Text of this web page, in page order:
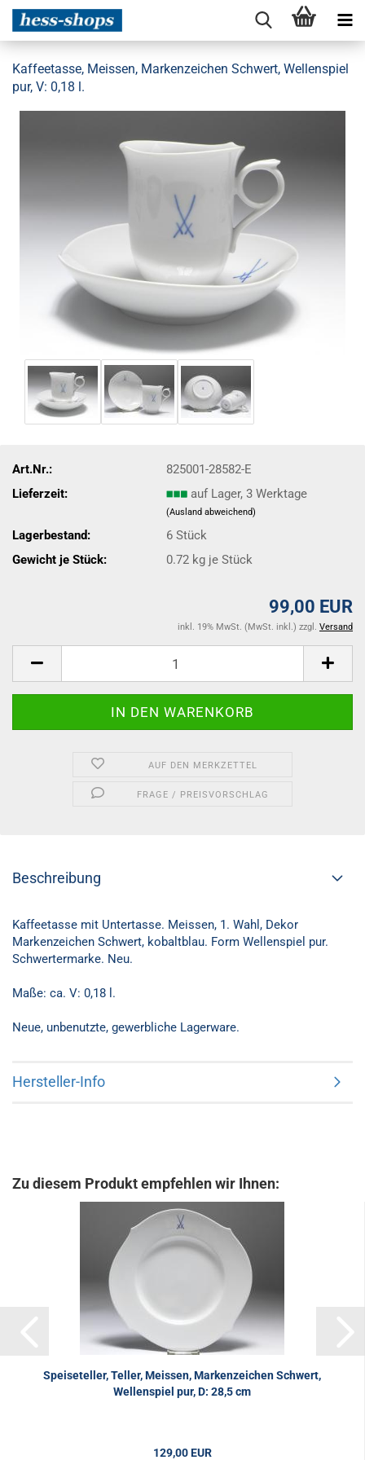
Kaffeetasse, Meissen, Markenzeichen Schwert, Wellenspiel
pur, V: 0,18 l.
Art.Nr.:
825001-28582-E
Lieferzeit:
auf Lager, 3 Werktage
(Ausland abweichend)
Lagerbestand: 6Stück
Gewicht je Stück:
0.72 kg je Stück
99,00 EUR
inkl. 19% MwSt. (MwSt. inkl.) zzgl. Versand
AUF DEN MERKZETTEL
FRAGE / PREISVORSCHLAG
Beschreibung
Kaffeetasse mit Untertasse. Meissen, 1. Wahl, Dekor
Markenzeichen Schwert, kobaltblau. Form Wellenspiel pur.
Schwertermarke. Neu.
Maße: ca. V: 0,18 l.
Neue, unbenutzte, gewerbliche Lagerware.
Hersteller-Info
Zu diesem Produkt empfehlen wir Ihnen:
Speiseteller, Teller, Meissen, Markenzeichen Schwert,
Wellenspiel pur, D: 28,5 cm
129,00 EUR